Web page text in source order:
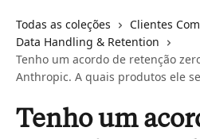
Todas as coleções
Clientes
Data Handling & Retention
Tenho um acordo de retenção
Anthropic. A quais produtos ele
Tenho um